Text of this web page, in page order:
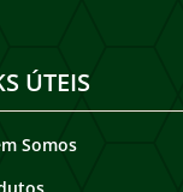
ÚTEIS
Somos